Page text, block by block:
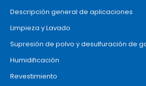
Descripción general de aplicaciones
Limpieza y Lavado
Supresión de polvo y desulfuración de
Humidificación
Revestimiento